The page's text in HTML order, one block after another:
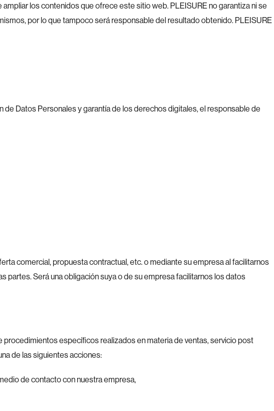
los contenidos que ofrece este sitio web. PLEISURE no garantiza ni se
por lo que tampoco será responsable del resultado obtenido. PLEISURE
Datos Personales y garantía de los derechos digitales, el responsable de
comercial, propuesta contractual, etc. o mediante su empresa al facilitarnos
partes. Será una obligación suya o de su empresa facilitarnos los datos
específicos realizados en materia de ventas, servicio post
de las siguientes acciones:
de contacto con nuestra empresa,